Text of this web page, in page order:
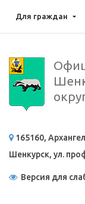
Для граждан
165160,
Шенкурск, ул.
Версия для